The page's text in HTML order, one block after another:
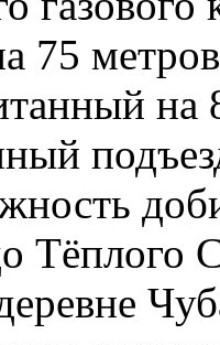
75
на
Тёплого